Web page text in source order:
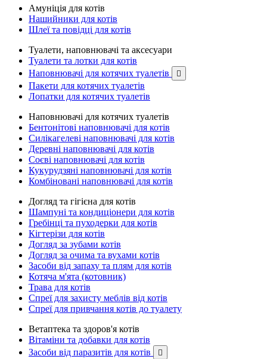
Амуніція для котів
Нашийники для котів
Шлеї та повідці для котів
Туалети, наповнювачі та аксесуари
Туалети та лотки для котів
Наповнювачі для котячих туалетів

Пакети для котячих туалетів
Лопатки для котячих туалетів
Наповнювачі для котячих туалетів
Бентонітові наповнювачі для котів
Силікагелеві наповнювачі для котів
Деревні наповнювачі для котів
Соєві наповнювачі для котів
Кукурудзяні наповнювачі для котів
Комбіновані наповнювачі для котів
Догляд та гігієна для котів
Шампуні та кондиціонери для котів
Гребінці та пуходерки для котів
Кігтерізи для котів
Догляд за зубами котів
Догляд за очима та вухами котів
Засоби від запаху та плям для котів
Котяча м'ята (котовник)
Трава для котів
Спреї для захисту меблів від котів
Спреї для привчання котів до туалету
Ветаптека та здоров'я котів
Вітаміни та добавки для котів
Засоби від паразитів для котів
